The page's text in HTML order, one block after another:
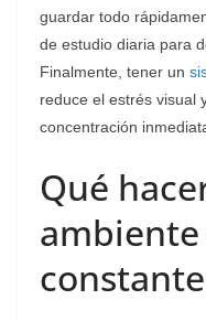
guardar todo
de estudio diaria para
Finalmente, tener un
reduce el estrés visual
concentración
​Qué